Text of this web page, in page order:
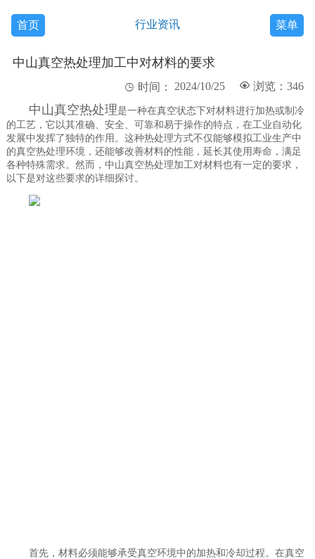
首页 行业资讯 菜单
中山真空热处理加工中对材料的要求
 浏览：346
 时间： 2024/10/25
中山真空热处理是一种在真空状态下对材料进行加热或制冷
的工艺，它以其准确、安全、可靠和易于操作的特点，在工业自动化
发展中发挥了独特的作用。这种热处理方式不仅能够模拟工业生产中
的真空热处理环境，还能够改善材料的性能，延长其使用寿命，满足
各种特殊需求。然而，中山真空热处理加工对材料也有一定的要求，
以下是对这些要求的详细探讨。
首先，材料必须能够承受真空环境中的加热和冷却过程。在真空